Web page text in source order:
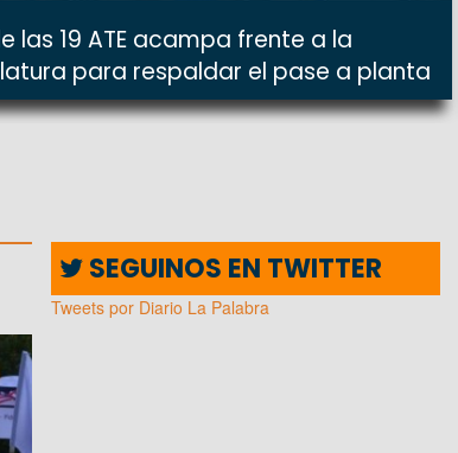
las 19 ATE acampa frente a la
para respaldar el pase a planta
SEGUINOS EN TWITTER
Tweets por Diario La Palabra